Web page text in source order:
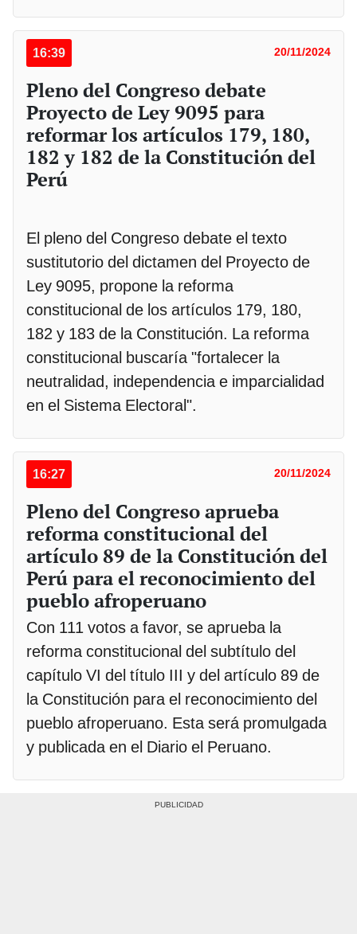
16:39 20/11/2024
Pleno del Congreso debate
Proyecto de Ley 9095 para
reformar los artículos 179, 180,
182 y 182 de la Constitución del
Perú
El pleno del Congreso debate el texto
sustitutorio del dictamen del Proyecto de
Ley 9095, propone la reforma
constitucional de los artículos 179, 180,
182 y 183 de la Constitución. La reforma
constitucional buscaría "fortalecer la
neutralidad, independencia e imparcialidad
en el Sistema Electoral".
16:27 20/11/2024
Pleno del Congreso aprueba
reforma constitucional del
artículo 89 de la Constitución del
Perú para el reconocimiento del
pueblo afroperuano
Con 111 votos a favor, se aprueba la
reforma constitucional del subtítulo del
capítulo VI del título III y del artículo 89 de
la Constitución para el reconocimiento del
pueblo afroperuano. Esta será promulgada
y publicada en el Diario el Peruano.